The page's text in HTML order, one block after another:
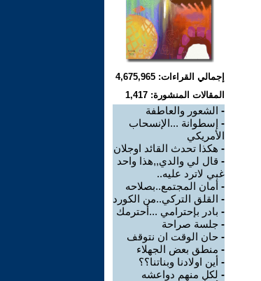
إجمالي القراءات: 4,675,965
المقالات المنشورة: 1,417
- الشعور والعاطفة
- إسطوانة ...الإنسحاب
الأمريكي
- هكذا تحدث القائد اوجلان
- قال لي والدي,,هذا واحد
غبي لاترد عليه..
- أمان المجتمع..بصلاحه
- القلق التركي..من الكورد
- بادر بإحترامي ...أحترمك
- جلسة صراحة
- حان الوقت ان نتوقف
- منطق بعض الجهلاء
- أين اولادنا وبناتنا؟؟
- لكل منهم دواعشه